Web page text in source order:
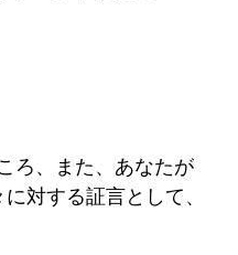
ろ、また、あなたが
対する証言として、